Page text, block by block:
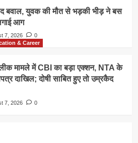
बवाल, युवक की मौत से भड़की भीड़ ने बस
आग
7, 2026
0
& Career
मामले में CBI का बड़ा एक्शन, NTA के
दाखिल; दोषी साबित हुए तो उम्रकैद
7, 2026 0